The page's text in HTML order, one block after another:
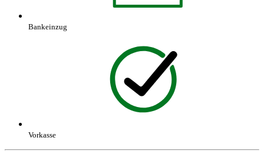
Bankeinzug
Vorkasse